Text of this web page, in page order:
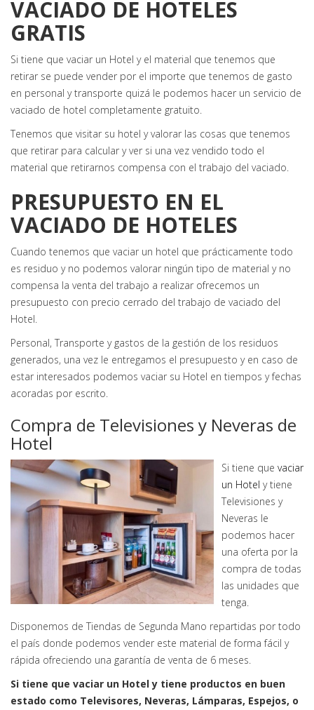
VACIADO DE HOTELES
GRATIS
Si tiene que vaciar un Hotel y el material que tenemos que
retirar se puede vender por el importe que tenemos de gasto
en personal y transporte quizá le podemos hacer un servicio de
vaciado de hotel completamente gratuito.
Tenemos que visitar su hotel y valorar las cosas que tenemos
que retirar para calcular y ver si una vez vendido todo el
material que retirarnos compensa con el trabajo del vaciado.
PRESUPUESTO EN EL
VACIADO DE HOTELES
Cuando tenemos que vaciar un hotel que prácticamente todo
es residuo y no podemos valorar ningún tipo de material y no
compensa la venta del trabajo a realizar ofrecemos un
presupuesto con precio cerrado del trabajo de vaciado del
Hotel.
Personal, Transporte y gastos de la gestión de los residuos
generados, una vez le entregamos el presupuesto y en caso de
estar interesados podemos vaciar su Hotel en tiempos y fechas
acoradas por escrito.
Compra de Televisiones y Neveras de
Hotel
Si tiene que vaciar
un Hotel y tiene
Televisiones y
Neveras le
podemos hacer
una oferta por la
compra de todas
las unidades que
tenga.
Disponemos de Tiendas de Segunda Mano repartidas por todo
el país donde podemos vender este material de forma fácil y
rápida ofreciendo una garantía de venta de 6 meses.
Si tiene que vaciar un Hotel y tiene productos en buen
estado como Televisores, Neveras, Lámparas, Espejos, o